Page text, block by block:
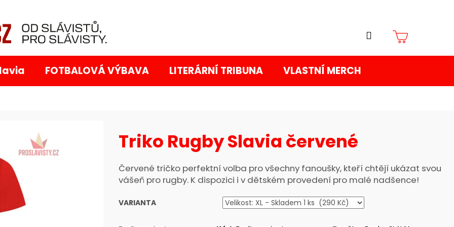
FOTBALOVÁ VÝBAVA LITERÁRNÍ TRIBUNA VLASTNÍ MERCH
PřihlášeníNákupní
Triko Rugby Slavia červené
Červené tričko perfektní volba pro všechny fanoušky, kteří chtějí ukázat svou
vášeň pro rugby. K dispozici i v dětském provedení pro malé nadšence!
VARIANTA
Co potřebujete najít?
Doporučujeme